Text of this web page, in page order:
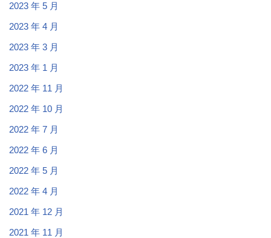
2023 年 5 月
2023 年 4 月
2023 年 3 月
2023 年 1 月
2022 年 11 月
2022 年 10 月
2022 年 7 月
2022 年 6 月
2022 年 5 月
2022 年 4 月
2021 年 12 月
2021 年 11 月